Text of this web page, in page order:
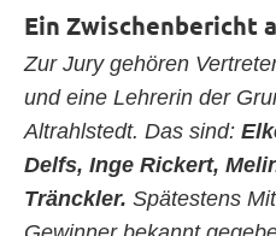
Ein Zwischenbericht
Zur Jury gehören
und eine Lehrerin der
Altrahlstedt. Das sind:
Delfs, Inge Rickert,
Tränckler. Spätestens